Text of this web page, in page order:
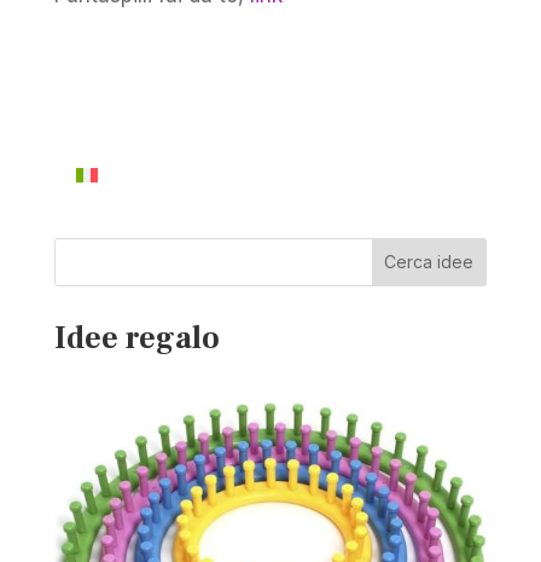
Cerca idee
Idee regalo